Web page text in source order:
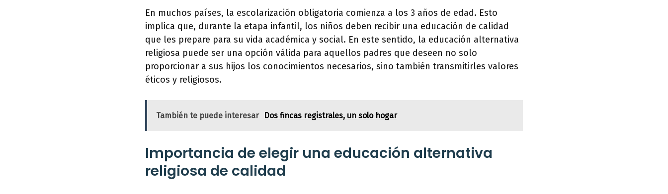
En muchos países, la escolarización obligatoria comienza a los 3 años de edad. Esto
implica que, durante la etapa infantil, los niños deben recibir una educación de calidad
que les prepare para su vida académica y social. En este sentido, la educación alternativa
religiosa puede ser una opción válida para aquellos padres que deseen no solo
proporcionar a sus hijos los conocimientos necesarios, sino también transmitirles valores
éticos y religiosos.
También te puede interesar Dos fincas registrales, un solo hogar
Importancia de elegir una educación alternativa
religiosa de calidad